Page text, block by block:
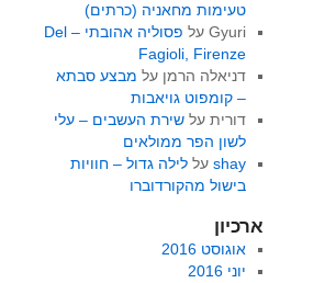
טעימות מחאניה (כרתים)
Gyuriעל
פסוליה אהובתי – Del
Fagioli, Firenze
דניאלה הרמן על מבצע סבתא
– קומפוט גויאבות
דוריתעל שירת העשבים – עלי
לשון הפר ממולאים
shayעל לילה גדול – חוויות
בישול מהקורדוברו
ארכיון
אוגוסט 2016
יוני 2016